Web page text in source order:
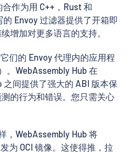
作为用 C++，Rust 和
Envoy 过滤器提供了开箱即
增加对更多语言的支持。
们的 Envoy 代理内的应用程
。WebAssembly Hub 在
之间提供了强大的 ABI 版本保
的行为和错误。您只需关心
，WebAssembly Hub 将
为 OCI 镜像。这使得推，拉